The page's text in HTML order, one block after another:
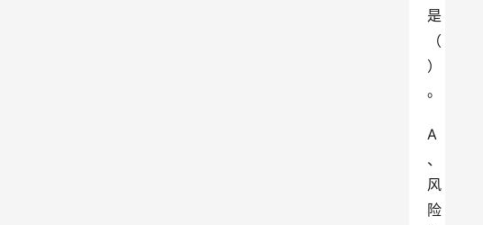
是
（
）
。
A
、
风
险